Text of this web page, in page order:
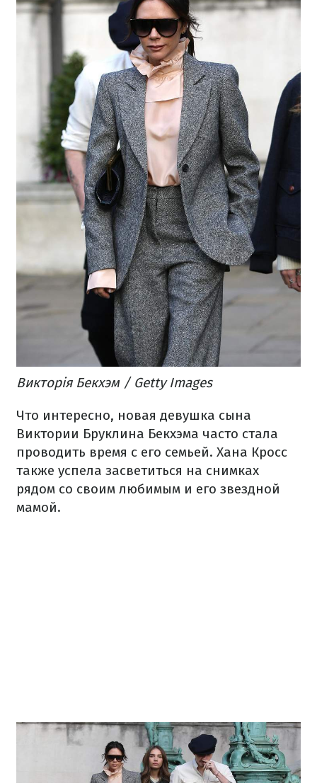
Викторія Бекхэм / Getty Images
Что интересно, новая девушка сына
Виктории Бруклина Бекхэма часто стала
проводить время с его семьей. Хана Кросс
также успела засветиться на снимках
рядом со своим любимым и его звездной
мамой.